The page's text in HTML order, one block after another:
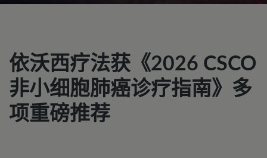
依沃西疗法获《2026 CSCO
非小细胞肺癌诊疗指南》多
项重磅推荐